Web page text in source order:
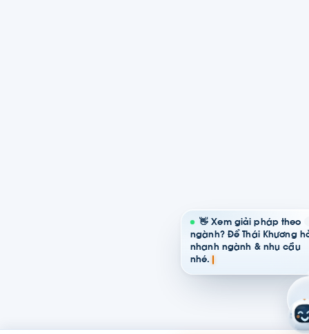
👋 Xem giải pháp theo
ngành? Để Thái Khương
nhanh ngành & nhu cầu
nhé.